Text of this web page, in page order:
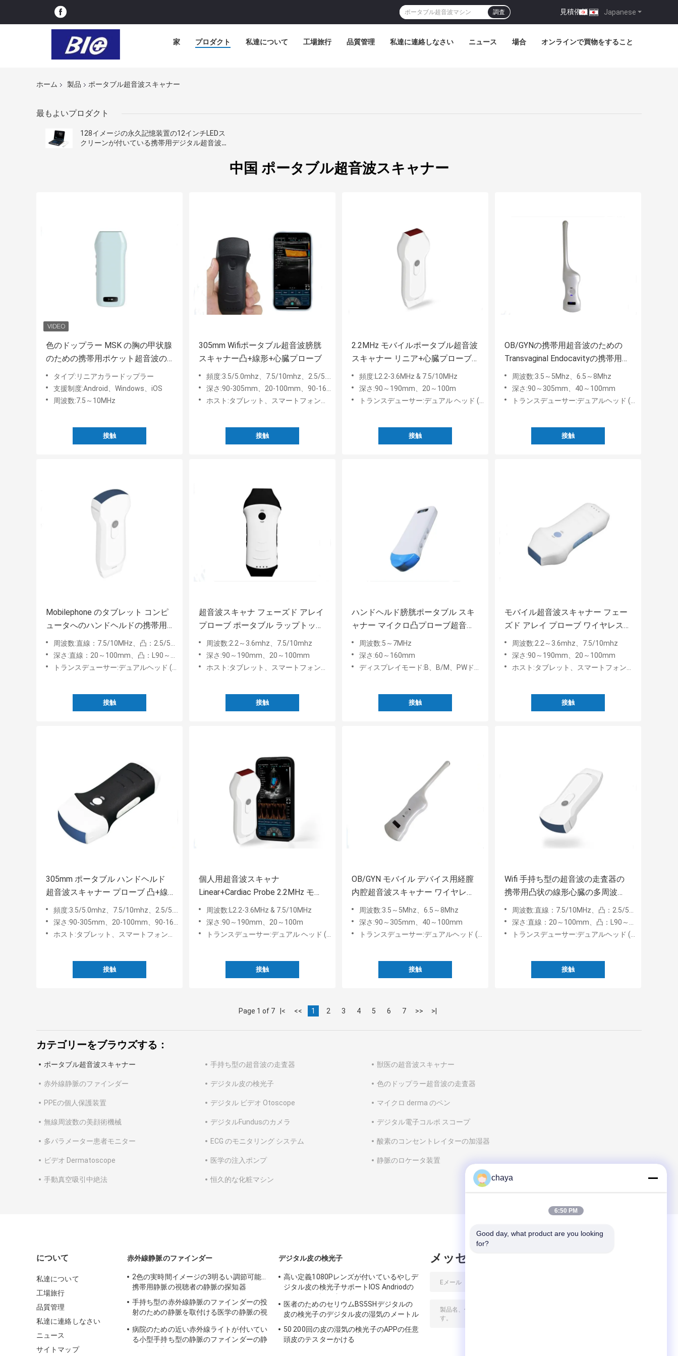
Japanese
見積依頼 |
調査
家 プロダクト 私達について 工場旅行 品質管理 私達に連絡しなさい ニュース 場合 オンラインで買物をすること
ホーム 製品 ポータブル超音波スキャナー
最もよいプロダクト
128イメージの永久記憶装置の12インチLEDス
クリーンが付いている携帯用デジタル超音波の
中国 ポータブル超音波スキャナー
色のドップラー MSK の胸の甲状腺
のための携帯用ポケット超音波の
走査器の塗布
タイプ:リニアカラードップラー
支援制度:Android、Windows、iOS
周波数:7.5～10MHz
接触
305mm Wifiポータブル超音波膀胱
スキャナー凸+線形+心臓プローブ
頻度:3.5/5.0mhz、7.5/10mhz、2.5/5.0mhz
深さ:90-305mm、20-100mm、90-160mm
ホスト:タブレット、スマートフォン、PC
接触
2.2MHz モバイルポータブル超音波
スキャナー リニア+心臓プローブ
7.5/10MHz
頻度:L2.2-3.6MHz & 7.5/10MHz
深さ:90～190mm、20～100m
トランスデューサー:デュアル ヘッド (リニア + カーディアック)
接触
OB/GYNの携帯用超音波のための
Transvaginal Endocavityの携帯用妊
娠の走査器
周波数:3.5～5Mhz、6.5～8Mhz
深さ:90～305mm、40～100mm
トランスデューサー:デュアルヘッド (コンベックス+エンドキャビティ)
接触
Mobilephone のタブレット コンピ
ュータへのハンドヘルドの携帯用
ぼうこうの走査器の無線接続
周波数:直線：7.5/10MHz、凸：2.5/5MHz、3.5/5MHz
深さ:直線：20～100mm、凸：L90～160mm、90～305mm
トランスデューサー:デュアルヘッド (コンベックス & リニア)
接触
超音波スキャナ フェーズド アレイ
プローブ ポータブル ラップトップ
マシン 2.2-3.6mhz 7.5/10mhz
周波数:2.2～3.6mhz、7.5/10mhz
深さ:90～190mm、20～100mm
ホスト:タブレット、スマートフォン、PC
接触
ハンドヘルド膀胱ポータブル スキ
ャナー マイクロ凸プローブ超音波
獣医妊娠
周波数:5～7MHz
深さ:60～160mm
ディスプレイモード:B、B/M、PWドップラー、カラードップラー、パワードップラー
接触
モバイル超音波スキャナー フェー
ズド アレイ プローブ ワイヤレス
ポータブル 3.6mhz 7.5/10mhz
周波数:2.2～3.6mhz、7.5/10mhz
深さ:90～190mm、20～100mm
ホスト:タブレット、スマートフォン、PC
接触
305mm ポータブル ハンドヘルド
超音波スキャナー プローブ 凸+線
形+心臓
頻度:3.5/5.0mhz、7.5/10mhz、2.5/5.0mhz
深さ:90-305mm、20-100mm、90-160mm
ホスト:タブレット、スマートフォン、PC
接触
個人用超音波スキャナ
Linear+Cardiac Probe 2.2MHz モバ
イル DICOM フォーマット
周波数:L2.2-3.6MHz & 7.5/10MHz
深さ:90～190mm、20～100m
トランスデューサー:デュアル ヘッド (リニア + カーディアック)
接触
OB/GYN モバイル デバイス用経膣
内腔超音波スキャナー ワイヤレス
プローブ
周波数:3.5～5Mhz、6.5～8Mhz
深さ:90～305mm、40～100mm
トランスデューサー:デュアルヘッド (コンベックス+エンドキャビティ)
接触
Wifi 手持ち型の超音波の走査器の
携帯用凸状の線形心臓の多周波
10MHz
周波数:直線：7.5/10MHz、凸：2.5/5MHz、3.5/5MHz
深さ:直線：20～100mm、凸：L90～160mm、90～305mm
トランスデューサー:デュアルヘッド (コンベックス & リニア)
接触
Page 1 of 7 |< << 1 2 3 4 5 6 7 >> >|
カテゴリーをブラウズする：
ポータブル超音波スキャナー 手持ち型の超音波の走査器 獣医の超音波スキャナー
赤外線静脈のファインダー デジタル皮の検光子 色のドップラー超音波の走査器
PPEの個人保護装置 デジタル ビデオ Otoscope マイクロ derma のペン
無線周波数の美顔術機械 デジタルFundusのカメラ デジタル電子コルポ スコープ
多パラメーター患者モニター ECG のモニタリング システム 酸素のコンセントレイターの加湿器
ビデオ Dermatoscope 医学の注入ポンプ 静脈のロケータ装置
手動真空吸引中絶法 恒久的な化粧マシン
について
私達について
工場旅行
品質管理
私達に連絡しなさい
ニュース
サイトマップ
赤外線静脈のファインダー
2色の実時間イメージの3明るい調節可能の
携帯用静脈の視聴者の静脈の探知器
手持ち型の赤外線静脈のファインダーの投
射のための静脈を取付ける医学の静脈の視
病院のための近い赤外線ライトが付いてい
る小型手持ち型の静脈のファインダーの静
デジタル皮の検光子
高い定義1080Pレンズが付いているやしデ
ジタル皮の検光子サポートIOS Andriodの
医者のためのセリウムBS5SHデジタルの
皮の検光子のデジタル皮の湿気のメートル
50 200回の皮の湿気の検光子のAPPの任意
頭皮のテスターかける
メッセージ
chaya
6:50 PM
Good day, what product are you looking
for?